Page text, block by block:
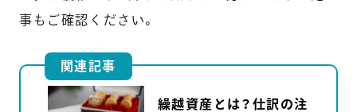
事もご確認ください。
関連記事
繰越資産とは？仕訳の注